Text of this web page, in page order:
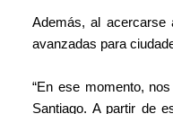
Además, al acercarse
avanzadas para
“En ese momento,
Santiago. A partir de